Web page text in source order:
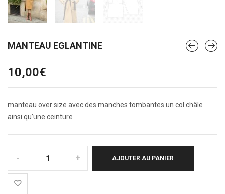
MANTEAU EGLANTINE
10,00€
manteau over size avec des manches tombantes un col châle
ainsi qu’une ceinture .
AJOUTER AU PANIER